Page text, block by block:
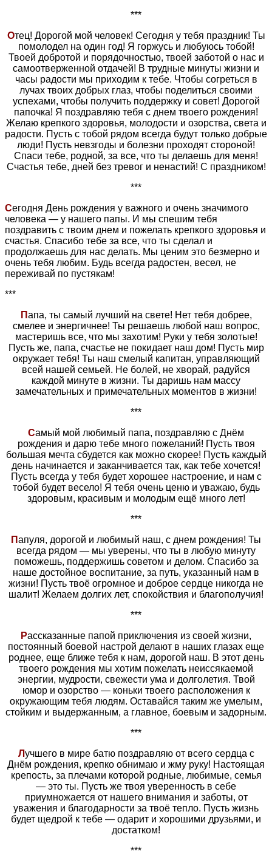
***
Отец! Дорогой мой человек! Сегодня у тебя праздник! Ты
помолодел на один год! Я горжусь и любуюсь тобой!
Твоей добротой и порядочностью, твоей заботой о нас и
самоотверженной отдачей! В трудные минуты жизни и
часы радости мы приходим к тебе. Чтобы согреться в
лучах твоих добрых глаз, чтобы поделиться своими
успехами, чтобы получить поддержку и совет! Дорогой
папочка! Я поздравляю тебя с днем твоего рождения!
Желаю крепкого здоровья, молодости и озорства, света и
радости. Пусть с тобой рядом всегда будут только добрые
люди! Пусть невзгоды и болезни проходят стороной!
Спаси тебе, родной, за все, что ты делаешь для меня!
Счастья тебе, дней без тревог и ненастий! С праздником!
***
Сегодня День рождения у важного и очень значимого
человека — у нашего папы. И мы спешим тебя
поздравить с твоим днем и пожелать крепкого здоровья и
счастья. Спасибо тебе за все, что ты сделал и
продолжаешь для нас делать. Мы ценим это безмерно и
очень тебя любим. Будь всегда радостен, весел, не
переживай по пустякам!
***
Папа, ты самый лучший на свете! Нет тебя добрее,
смелее и энергичнее! Ты решаешь любой наш вопрос,
мастеришь все, что мы захотим! Руки у тебя золотые!
Пусть же, папа, счастье не покидает наш дом! Пусть мир
окружает тебя! Ты наш смелый капитан, управляющий
всей нашей семьей. Не болей, не хворай, радуйся
каждой минуте в жизни. Ты даришь нам массу
замечательных и примечательных моментов в жизни!
***
Самый мой любимый папа, поздравляю с Днём
рождения и дарю тебе много пожеланий! Пусть твоя
большая мечта сбудется как можно скорее! Пусть каждый
день начинается и заканчивается так, как тебе хочется!
Пусть всегда у тебя будет хорошее настроение, и нам с
тобой будет весело! Я тебя очень ценю и уважаю, будь
здоровым, красивым и молодым ещё много лет!
***
Папуля, дорогой и любимый наш, с днем рождения! Ты
всегда рядом — мы уверены, что ты в любую минуту
поможешь, поддержишь советом и делом. Спасибо за
наше достойное воспитание, за путь, указанный нам в
жизни! Пусть твоё огромное и доброе сердце никогда не
шалит! Желаем долгих лет, спокойствия и благополучия!
***
Рассказанные папой приключения из своей жизни,
постоянный боевой настрой делают в наших глазах еще
роднее, еще ближе тебя к нам, дорогой наш. В этот день
твоего рождения мы хотим пожелать неиссякаемой
энергии, мудрости, свежести ума и долголетия. Твой
юмор и озорство — коньки твоего расположения к
окружающим тебя людям. Оставайся таким же умелым,
стойким и выдержанным, а главное, боевым и задорным.
***
Лучшего в мире батю поздравляю от всего сердца с
Днём рождения, крепко обнимаю и жму руку! Настоящая
крепость, за плечами которой родные, любимые, семья
— это ты. Пусть же твоя уверенность в себе
приумножается от нашего внимания и заботы, от
уважения и благодарности за твоё тепло. Пусть жизнь
будет щедрой к тебе — одарит и хорошими друзьями, и
достатком!
***